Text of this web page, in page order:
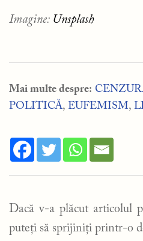
Imagine: Unsplash
Mai multe despre:
POLITICĂ, EUFEMISM,
Dacă v-a plăcut articolul
puteți să sprijiniți printr-o